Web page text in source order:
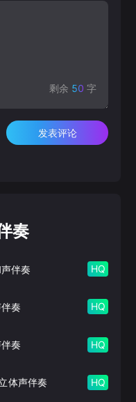
剩余 50 字
发表评论
奏
伴奏 HQ
奏 HQ
奏 HQ
体声伴奏 HQ